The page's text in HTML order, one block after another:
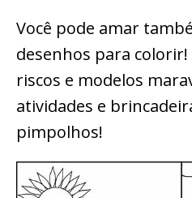
Você pode amar
desenhos para colorir!
riscos e modelos
atividades e
pimpolhos!